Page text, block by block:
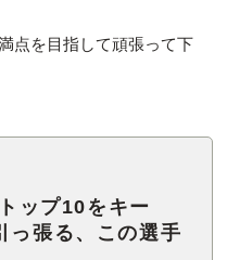
点を目指して頑張って下
ップ10をキー
っ張る、この選手